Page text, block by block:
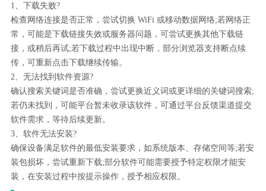
1、下载失败?
检查网络连接是否正常，尝试切换 WiFi 或移动数据网络;若网络正
常，可能是下载链接失效或服务器问题，可尝试更换其他下载链
接，或稍后再试;若下载过程中出现中断，部分浏览器支持断点续
传，可重新点击下载继续传输。
2、无法找到软件资源?
确认搜索关键词是否准确，尝试更换近义词或更详细的关键词搜索;
若仍未找到，可能平台暂未收录该软件，可通过平台反馈渠道提交
软件需求，等待后续更新。
3、软件无法安装?
确保设备满足软件的最低安装要求，如系统版本、存储空间等;若安
装包损坏，尝试重新下载;部分软件可能需要授予特定权限才能安
装，在安装过程中按提示操作，授予相应权限。